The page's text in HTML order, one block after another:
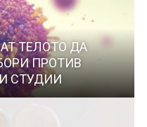
ТЕЛОТО ДА
ПРОТИВ
СТУДИИ